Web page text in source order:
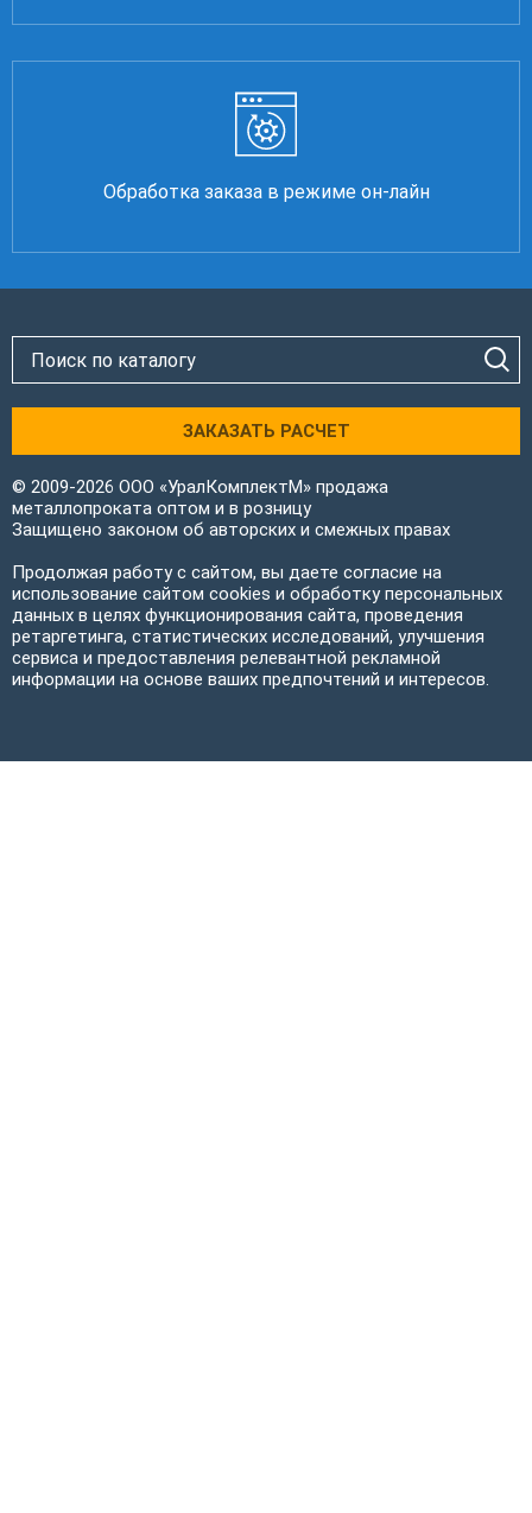
Обработка заказа в режиме он-лайн
ЗАКАЗАТЬ РАСЧЕТ
© 2009-2026 ООО «УралКомплектМ» продажа
металлопроката оптом и в розницу
Защищено законом об авторских и смежных правах
Продолжая работу с сайтом, вы даете согласие на
использование сайтом cookies и обработку персональных
данных в целях функционирования сайта, проведения
ретаргетинга, статистических исследований, улучшения
сервиса и предоставления релевантной рекламной
информации на основе ваших предпочтений и интересов.